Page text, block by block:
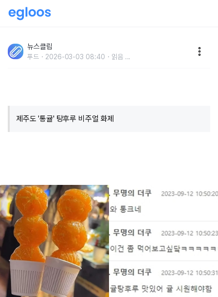
'통귤' 탕후루 놀라운 비주얼
뉴스클립
푸드 2026-03-03 08:40 읽음 ...
​제주도 '통귤' 탕후루 비주얼 화제